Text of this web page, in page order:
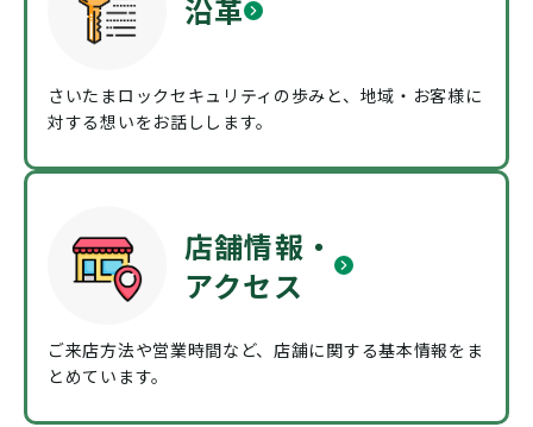
沿革
さいたまロックセキュリティの歩みと、地域・お客様に
対する想いをお話しします。
店舗情報・
アクセス
ご来店方法や営業時間など、店舗に関する基本情報をま
とめています。